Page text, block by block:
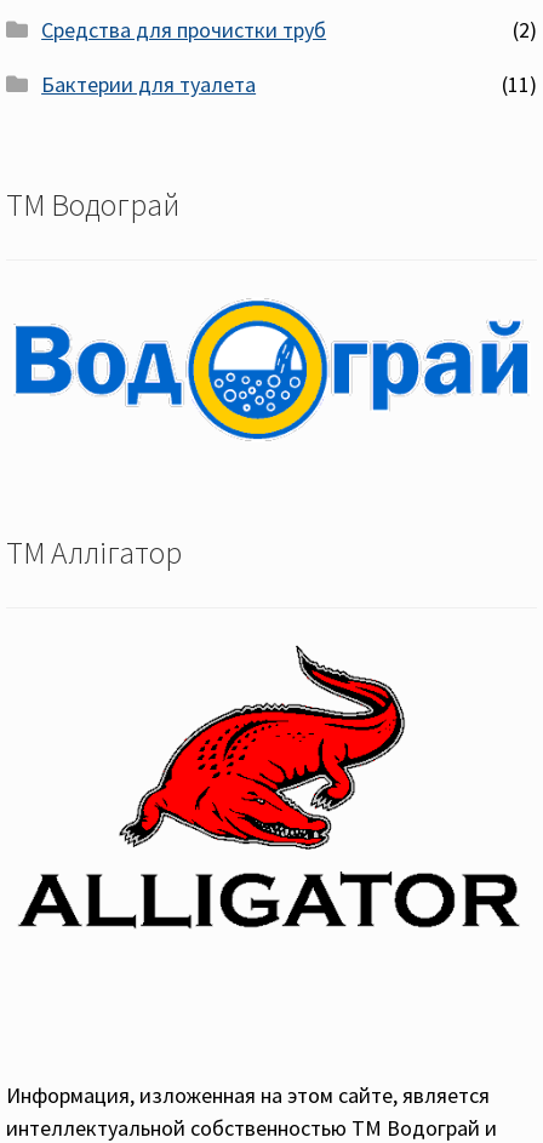
Средства для прочистки труб
(2)
Бактерии для туалета
(11)
ТМ Водограй
ТМ Аллігатор
Информация, изложенная на этом сайте, является
интеллектуальной собственностью ТМ Водограй и